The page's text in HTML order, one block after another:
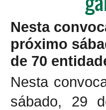
Nesta
próximo
de 70
Nesta
sábado, 29